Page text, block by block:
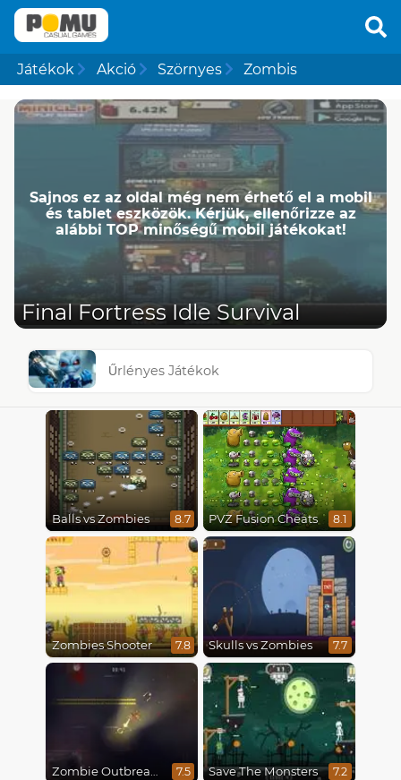
Játékok Akció Szörnyes Zombis
Sajnos ez az oldal még nem érhető el a mobil
és tablet eszközök. Kérjük, ellenőrizze az
alábbi TOP minőségű mobil játékokat!
Final Fortress Idle Survival
Űrlényes Játékok
Balls vs Zombies 8.7 PVZ Fusion Cheats 8.1
Zombies Shooter 7.8 Skulls vs Zombies 7.7
Zombie Outbreak Arena 7.5 Save The Monsters 7.2